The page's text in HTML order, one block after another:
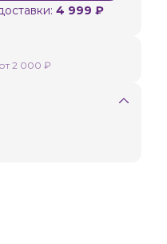
4 999 ₽
2 000 ₽